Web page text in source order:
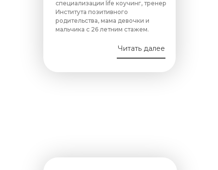
Читать далее
специализации life коучинг, тренер
Института позитивного
родительства, мама девочки и
мальчика с 26 летним стажем.